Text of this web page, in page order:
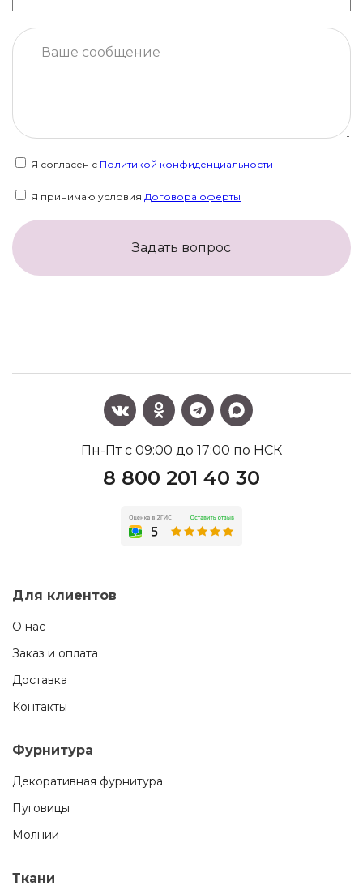
Я согласен с Политикой конфиденциальности
Я принимаю условия Договора оферты
Задать вопрос
Пн-Пт с 09:00 до 17:00 по НСК
8 800 201 40 30
Для клиентов
О нас
Заказ и оплата
Доставка
Контакты
Фурнитура
Декоративная фурнитура
Пуговицы
Молнии
Ткани